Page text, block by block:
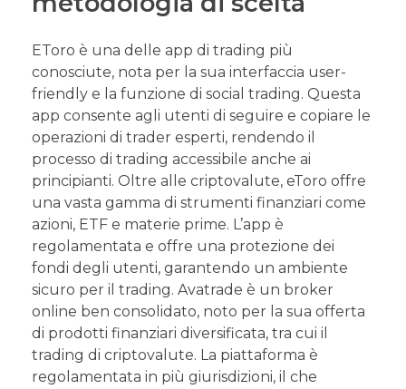
EToro è una delle app di trading più
conosciute, nota per la sua interfaccia user-
friendly e la funzione di social trading. Questa
app consente agli utenti di seguire e copiare le
operazioni di trader esperti, rendendo il
processo di trading accessibile anche ai
principianti. Oltre alle criptovalute, eToro offre
una vasta gamma di strumenti finanziari come
azioni, ETF e materie prime. L’app è
regolamentata e offre una protezione dei
fondi degli utenti, garantendo un ambiente
sicuro per il trading. Avatrade è un broker
online ben consolidato, noto per la sua offerta
di prodotti finanziari diversificata, tra cui il
trading di criptovalute. La piattaforma è
regolamentata in più giurisdizioni, il che